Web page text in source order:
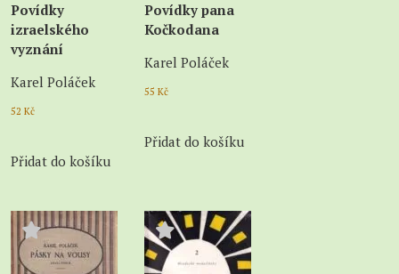
Povídky
izraelského
vyznání
Karel Poláček
52 Kč
Přidat do košíku
Povídky pana
Kočkodana
Karel Poláček
55 Kč
Přidat do košíku